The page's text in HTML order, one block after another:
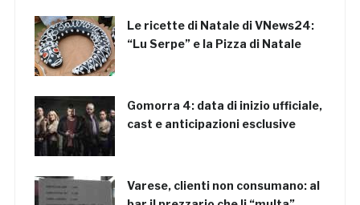
Le ricette di Natale di VNews24:
“Lu Serpe” e la Pizza di Natale
Gomorra 4: data di inizio ufficiale,
cast e anticipazioni esclusive
Varese, clienti non consumano: al